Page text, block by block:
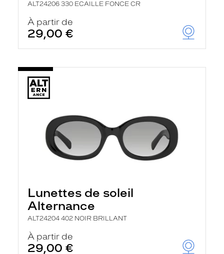
ALT24206 330 ECAILLE FONCE CR
À partir de
29,00 €
Lunettes de soleil
Alternance
ALT24204 402 NOIR BRILLANT
À partir de
29,00 €